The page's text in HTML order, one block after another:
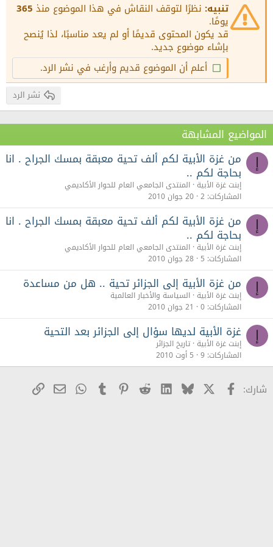
18
22
26
Georgia
Times New Roman
Trebuchet MS
Verdana
Justify text
عنوان 3 تنبيه: نظرًا لتوقف النقاش في هذا الموضوع منذ 365
يومًا.
قد يكون المحتوى قديمًا أو لم يعد مناسبًا، لذا يُنصح
بإشاء موضوع جديد.
أعلم أن الموضوع قديم وأرغب في نشر الرد.
نشر الرد
المواضيع المشابهة
إ من غزة الأبية لكم ألف تحية معبقة بمسك الجراح . انا
بحاجة لكم ..
إبنت غزة الأبية المنتدى الجامعي العام للحوار الأكاديمي
المشاركات 2 20 جوان 2010
إ من غزة الأبية لكم ألف تحية معبقة بمسك الجراح . انا
بحاجة لكم ..
إبنت غزة الأبية المنتدى الجامعي العام للحوار الأكاديمي
المشاركات 5 28 جوان 2010
إ من غزة الأبية إلى الجزائر تحية .. هل من مساعدة
إبنت غزة الأبية السياسة والأخبار العالمية
المشاركات 0 21 جوان 2010
إ غزة الأبية لديها سؤال إلى الجزائر بعد التحية
إبنت غزة الأبية تاريخ الجزائر
المشاركات 9 5 أوت 2010
شارك: Facebook
X
Bluesky
LinkedIn
Reddit
Pinterest
Tumblr
WhatsApp
البريدرابط